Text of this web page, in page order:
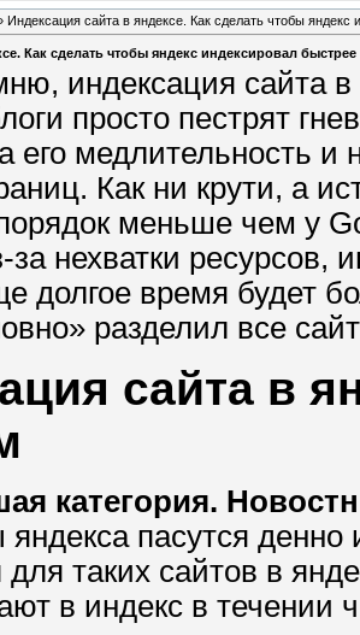
Индексация сайта в яндексе. Как сделать чтобы яндекс
Как сделать чтобы яндекс индексировал быстрее
индексация сайта
просто пестрят
его медлительность
Как ни крути, а
меньше чем у
нехватки ресурсов,
долгое время будет
разделил все
сайта в
категория.
яндекса пасутся
таких сайтов в
в индекс в течении